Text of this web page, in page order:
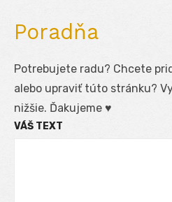
Poradňa
Potrebujete radu? Chcete
alebo upraviť túto stránku?
nižšie. Ďakujeme ♥
VÁŠ TEXT